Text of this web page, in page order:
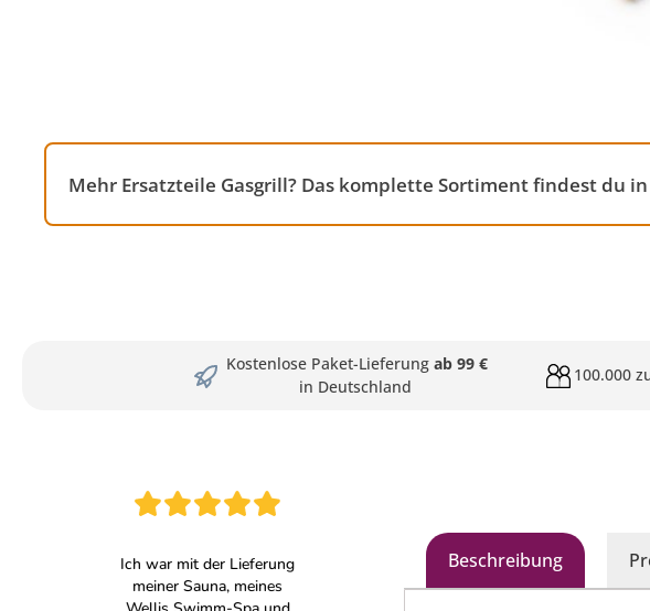
Mehr Ersatzteile Gasgrill? Das komplette Sortiment findest du
Kostenlose Paket-Lieferung ab 99 €
in Deutschland
100.000
Beschreibung